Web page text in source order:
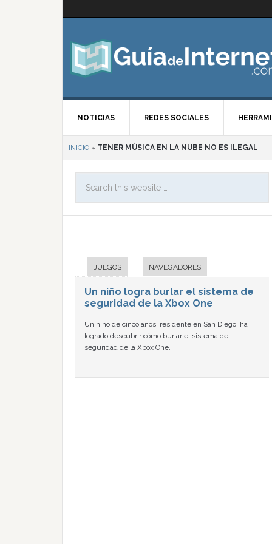
NOTICIAS REDES SOCIALES
INICIO » TENER MÚSICA EN LA NUBE NO ES ILEGAL
JUEGOS NAVEGADORES
Un niño logra burlar el sistema de
seguridad de la Xbox One
Un niño de cinco años, residente en San Diego, ha
logrado descubrir cómo burlar el sistema de
seguridad de la Xbox One.